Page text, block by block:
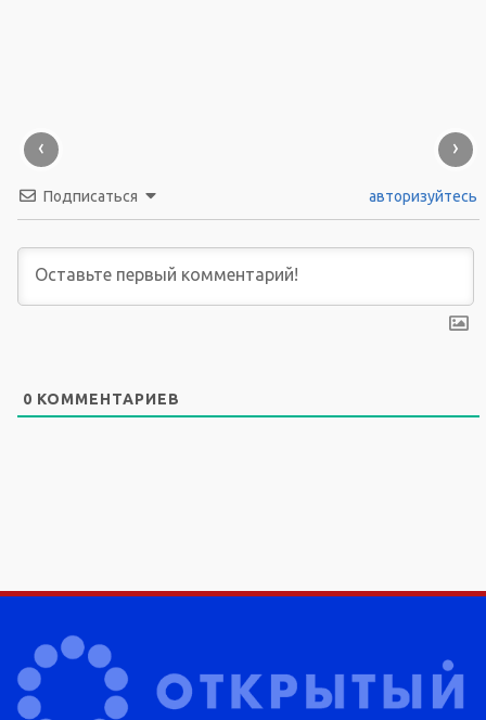
‹ ›
Подписаться авторизуйтесь
0 КОММЕНТАРИЕВ